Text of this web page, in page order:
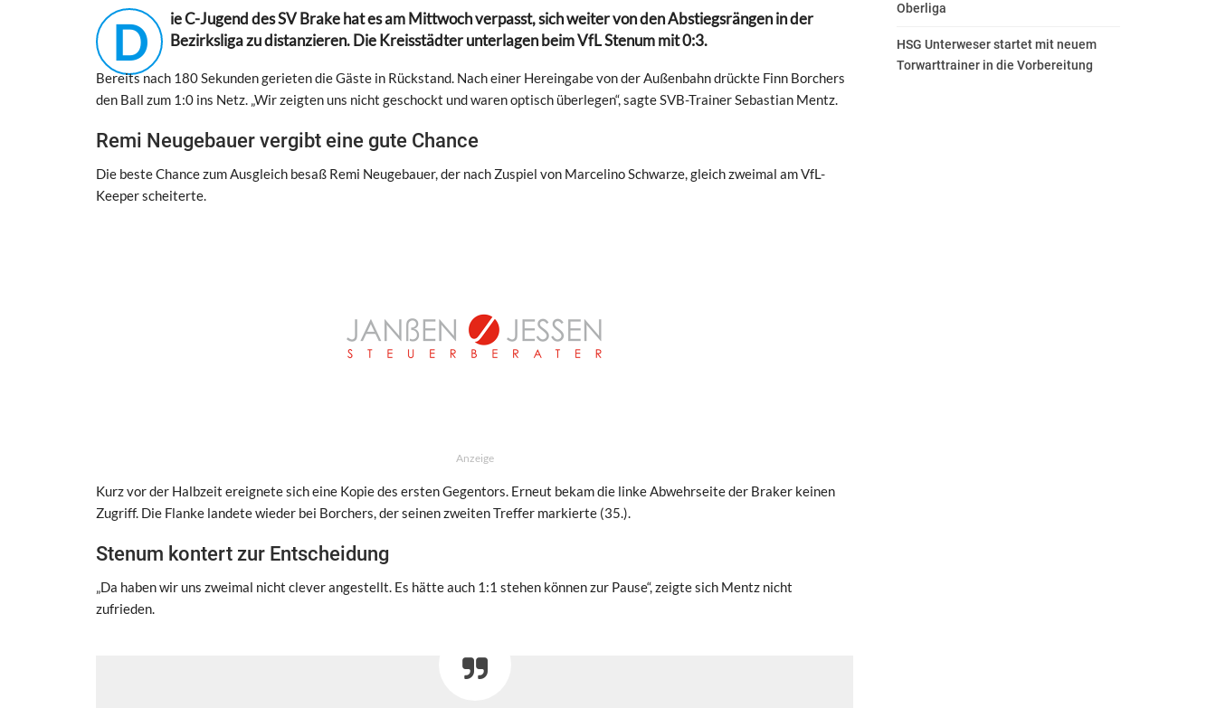
D
ie C-Jugend des SV Brake hat es am Mittwoch verpasst, sich weiter von den Abstiegsrängen in der
Bezirksliga zu distanzieren. Die Kreisstädter unterlagen beim VfL Stenum mit 0:3.
Bereits nach 180 Sekunden gerieten die Gäste in Rückstand. Nach einer Hereingabe von der Außenbahn drückte Finn Borchers
den Ball zum 1:0 ins Netz. „Wir zeigten uns nicht geschockt und waren optisch überlegen“, sagte SVB-Trainer Sebastian Mentz.
Remi Neugebauer vergibt eine gute Chance
Die beste Chance zum Ausgleich besaß Remi Neugebauer, der nach Zuspiel von Marcelino Schwarze, gleich zweimal am VfL-
Keeper scheiterte.
Anzeige
Kurz vor der Halbzeit ereignete sich eine Kopie des ersten Gegentors. Erneut bekam die linke Abwehrseite der Braker keinen
Zugriff. Die Flanke landete wieder bei Borchers, der seinen zweiten Treffer markierte (35.).
Stenum kontert zur Entscheidung
„Da haben wir uns zweimal nicht clever angestellt. Es hätte auch 1:1 stehen können zur Pause“, zeigte sich Mentz nicht
zufrieden.
Oberliga
HSG Unterweser startet mit neuem
Torwarttrainer in die Vorbereitung